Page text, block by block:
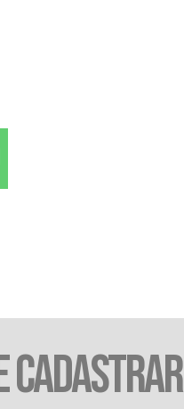
CADASTRAR